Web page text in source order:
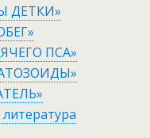
ДЕТКИ»
ПСА»